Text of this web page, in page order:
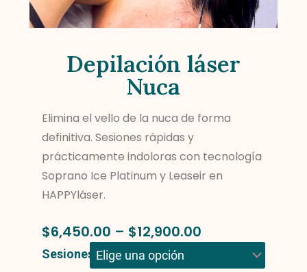
Depilación láser
Nuca
Elimina el vello de la nuca de forma
definitiva. Sesiones rápidas y
prácticamente indoloras con tecnología
Soprano Ice Platinum y Leaseir en
HAPPYláser.
$6,450.00 – $12,900.00Price
Range:
$6,450.00
Sesiones
Depilación